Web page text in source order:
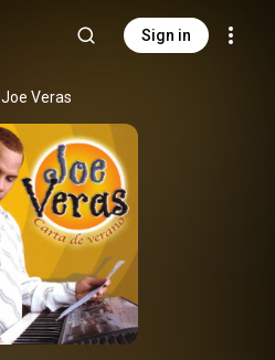
Sign in
Joe Veras